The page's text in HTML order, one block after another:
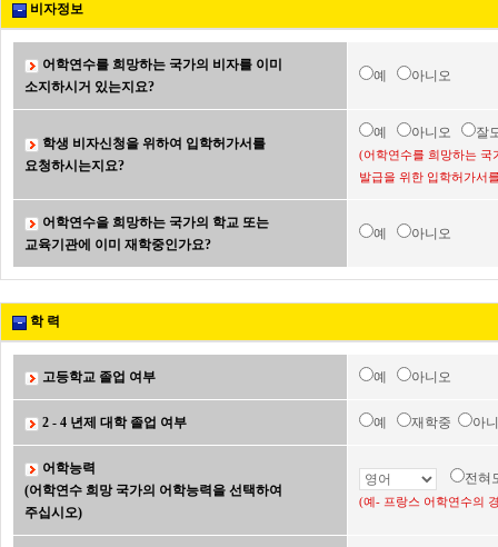
비자정보
어학연수를 희망하는 국가의 비자를 이미
소지하시거 있는지요?
예 아니오
학생 비자신청을 위하여 입학허가서를
요청하시는지요?
예 아니오 잘
(어학연수를 희망하는 국
발급을 위한 입학허가서
어학연수을 희망하는 국가의 학교 또는
교육기관에 이미 재학중인가요?
예 아니오
학 력
고등학교 졸업 여부 예 아니오
2 - 4 년제 대학 졸업 여부 예 재학중 아
어학능력
(어학연수 희망 국가의 어학능력을 선택하여
주십시오)
전
(예- 프랑스 어학연수의